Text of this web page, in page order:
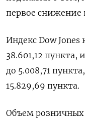
первое снижение
Индекс Dow Jones
38.601,12 пункта,
до 5.008,71​
15.829,69 пункта.
Объем